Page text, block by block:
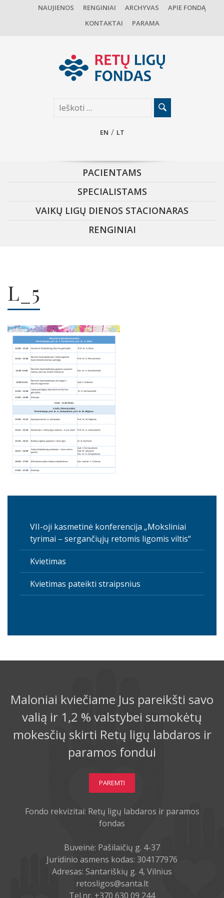
NAUJIENOS RENGINIAI ARCHYVAS
APIE FONDĄ
KONTAKTAI
PARAMA
EN LT
PACIENTAMS
SPECIALISTAMS
VAIKŲ LIGŲ DIENOS STACIONARAS
RENGINIAI
L_5
VII-oji kasmetinė konferencija „Moksliniai
tyrimai – sergančiųjų retomis ligomis viltis“
Kvietimas
Kvietimas pateikti straipsnius
Maloniai kviečiame Jus pareikšti savo
valią ir 1,2 % valstybei sumokėtų
mokesčių skirti Retų ligų labdaros ir
paramos fondui
PAREMTI
Fondo rekvizitai: Retų ligų labdaros ir paramos
fondas
Buveinė: Pašilaičių g. 4-37
Juridinio asmens kodas: 304177976
Adresas: Santariškių g. 4, Vilnius
retosligos@santa.lt
Tel.nr. +370 630 09 244